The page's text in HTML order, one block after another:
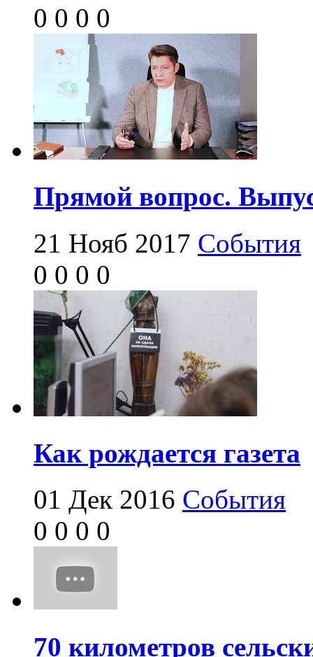
0 0 0 0
Прямой вопрос.
21 Нояб 2017 События
0 0 0 0
Как рождается газета
01 Дек 2016 События
0 0 0 0
70 километров